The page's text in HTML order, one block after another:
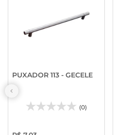
PUXADOR 113 - GECELE
(0)